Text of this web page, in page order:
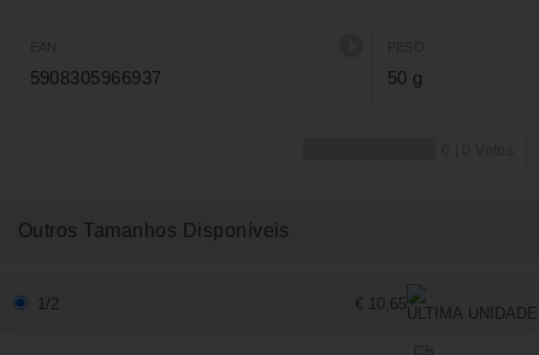
5908305966937 50 g
Outros Tamanhos Disponíveis
1/2 € 10,65